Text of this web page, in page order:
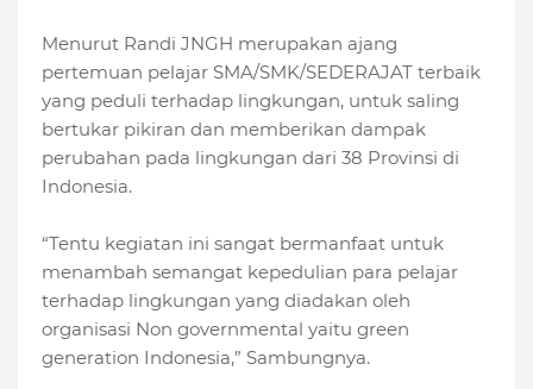
Menurut Randi JNGH merupakan ajang
pertemuan pelajar SMA/SMK/SEDERAJAT terbaik
yang peduli terhadap lingkungan, untuk saling
bertukar pikiran dan memberikan dampak
perubahan pada lingkungan dari 38 Provinsi di
Indonesia.
“Tentu kegiatan ini sangat bermanfaat untuk
menambah semangat kepedulian para pelajar
terhadap lingkungan yang diadakan oleh
organisasi Non governmental yaitu green
generation Indonesia,” Sambungnya.